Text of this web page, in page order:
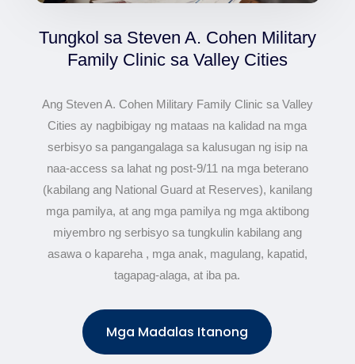
Tungkol sa Steven A. Cohen Military
Family Clinic sa Valley Cities
Ang Steven A. Cohen Military Family Clinic sa Valley
Cities ay nagbibigay ng mataas na kalidad na mga
serbisyo sa pangangalaga sa kalusugan ng isip na
naa-access sa lahat ng post-9/11 na mga beterano
(kabilang ang National Guard at Reserves), kanilang
mga pamilya, at ang mga pamilya ng mga aktibong
miyembro ng serbisyo sa tungkulin kabilang ang
asawa o kapareha , mga anak, magulang, kapatid,
tagapag-alaga, at iba pa.
Mga Madalas Itanong